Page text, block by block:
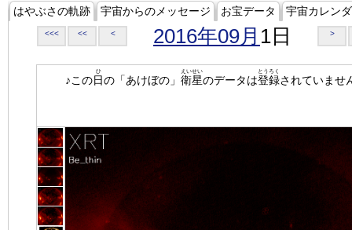
はやぶさの軌跡 宇宙からのメッセージ お宝データ 宇宙カレン
<<< << < 2016年09月 1日 >
♪この日
ひ
の「あけぼの」 衛星
えいせい
のデータは登録
とうろく
されていませ